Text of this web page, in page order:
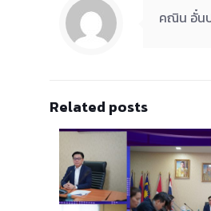
คณิน อั๋นป
Related posts